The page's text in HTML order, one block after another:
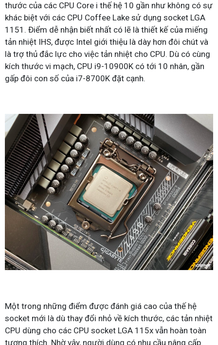
thước của các CPU Core i thế hệ 10 gần như không có sự
khác biệt với các CPU Coffee Lake sử dụng socket LGA
1151. Điểm dễ nhận biết nhất có lẽ là thiết kế của miếng
tản nhiệt IHS, được Intel giới thiệu là dày hơn đôi chút và
là trợ thủ đắc lực cho việc tản nhiệt cho CPU. Dù có cùng
kích thước vi mạch, CPU i9-10900K có tới 10 nhân, gần
gấp đôi con số của i7-8700K đặt cạnh.
Một trong những điểm được đánh giá cao của thế hệ
socket mới là dù thay đổi nhỏ về kích thước, các tản nhiệt
CPU dùng cho các CPU socket LGA 115x vẫn hoàn toàn
tương thích. Nhờ vậy, người dùng có nhu cầu nâng cấp